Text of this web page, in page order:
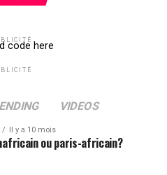
code here
VIDEOS
Il y a 10 mois
ou paris-africain?